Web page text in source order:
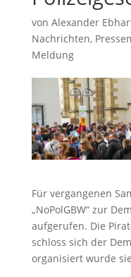
von Alexander
Nachrichten,
Meldung
Für vergangenen
„NoPolGBW“ zur
aufgerufen. Die
schloss sich der
organisiert wurde